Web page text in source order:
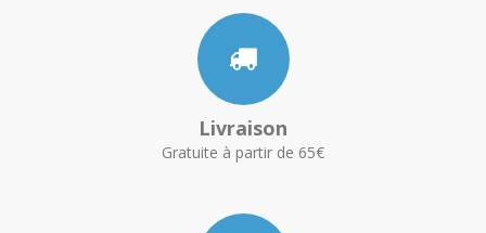
Livraison
Gratuite à partir de 65€